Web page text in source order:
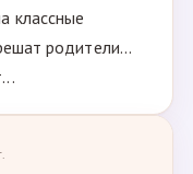
классные
родители...